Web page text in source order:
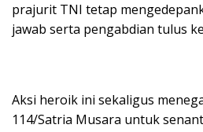
prajurit TNI tetap
jawab serta pengabdian tulus
Aksi heroik ini sekaligus
114/Satria Musara untuk